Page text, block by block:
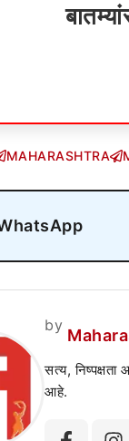
MAHARASHTRA
by
सत्य,
आहे.